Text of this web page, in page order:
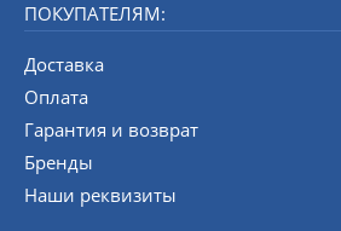
ПОКУПАТЕЛЯМ:
Доставка
Оплата
Гарантия и возврат
Бренды
Наши реквизиты